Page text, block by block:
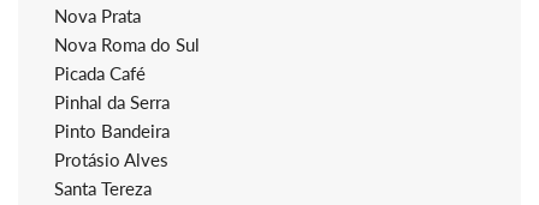
Nova Prata
Nova Roma do Sul
Picada Café
Pinhal da Serra
Pinto Bandeira
Protásio Alves
Santa Tereza